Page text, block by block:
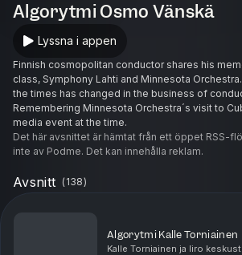
Algorytmi Osmo Vänskä
Lyssna i appen
Finnish cosmopolitan conductor shares his
class, Symphony Lahti and Minnesota
the times has changed in the business of
Remembering Minnesota Orchestra´s visit to
media event at the time.
Det här avsnittet är hämtat från ett öppet RSS-
inte av Podme. Det kan innehålla reklam.
Avsnitt (138)
Algorytmi Kalle Torniainen
Kalle Torniainen ja Iiro